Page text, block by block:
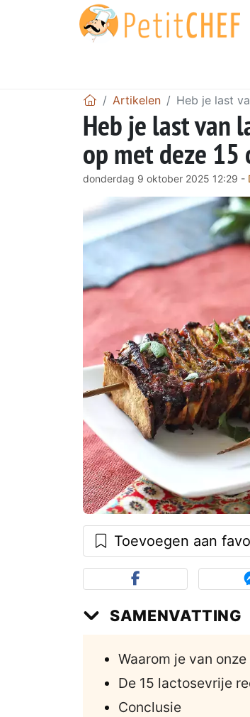
Artikelen Heb je last
Heb je last van
op met deze 15
donderdag 9 oktober 2025 12:29 -
Toevoegen aan
SAMENVATTING
Waarom je van
De 15 lactosevrije
Conclusie